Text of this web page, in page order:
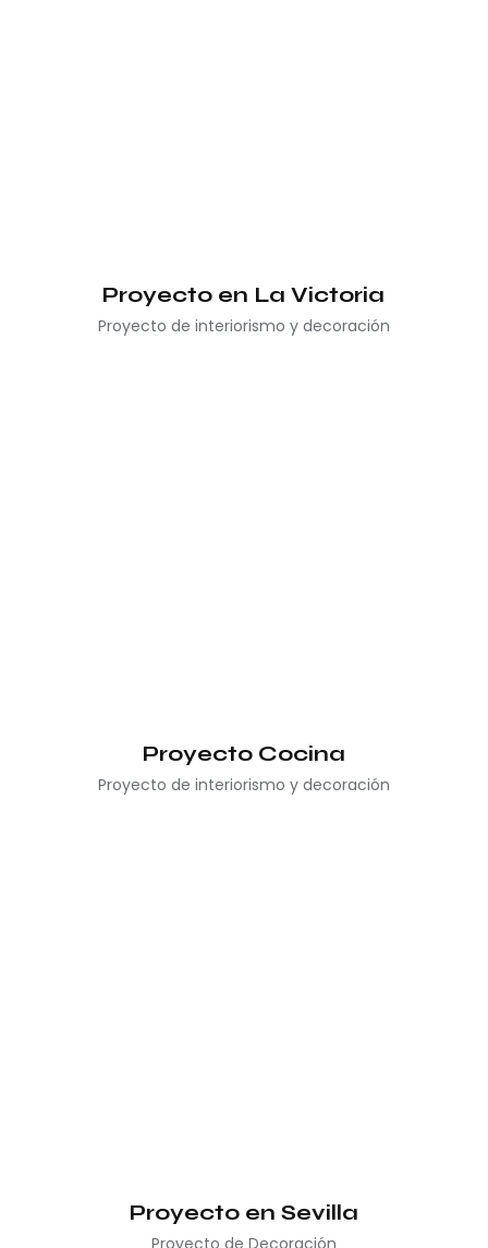
Proyecto en La Victoria
Proyecto de interiorismo y decoración
Proyecto Cocina
Proyecto de interiorismo y decoración
Proyecto en Sevilla
Proyecto de Decoración